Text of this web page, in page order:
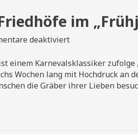
im
deaktiviertfür
Kölner
Friedhöfe
im
einem Karnevalsklassiker
Wochen lang mit Hochdruck an
die Gräber ihrer Lieben